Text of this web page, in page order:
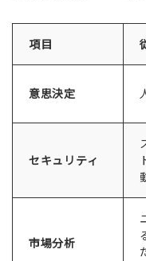
項目
意思決定
セキュリティ
市場分析